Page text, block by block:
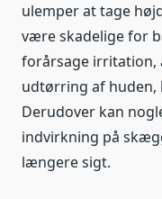
ulemper at tage
være skadelige for
forårsage irritation,
udtørring af huden,
Derudover kan
indvirkning på
længere sigt.